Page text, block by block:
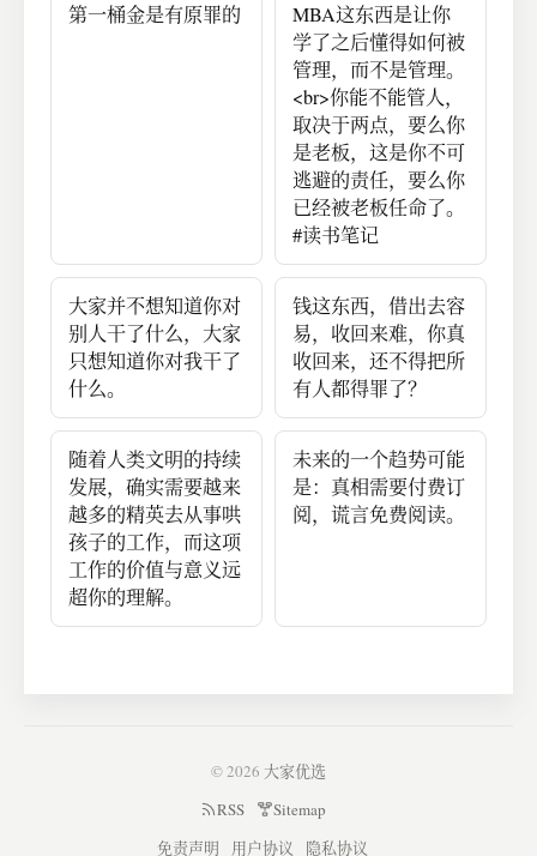
第一桶金是有原罪的
MBA这东西是让你
学了之后懂得如何被
管理，而不是管理。
<br>你能不能管人，
取决于两点，要么你
是老板，这是你不可
逃避的责任，要么你
已经被老板任命了。
#读书笔记
大家并不想知道你对
别人干了什么，大家
只想知道你对我干了
什么。
钱这东西，借出去容
易，收回来难，你真
收回来，还不得把所
有人都得罪了？
随着人类文明的持续
发展，确实需要越来
越多的精英去从事哄
孩子的工作，而这项
工作的价值与意义远
超你的理解。
未来的一个趋势可能
是：真相需要付费订
阅，谎言免费阅读。
© 2026 大家优选
RSS
Sitemap
免责声明
用户协议 隐私协议